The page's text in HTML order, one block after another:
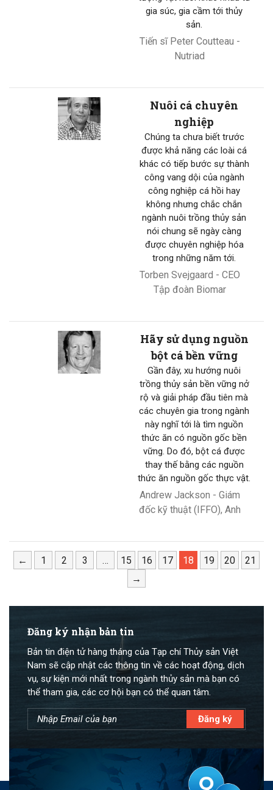
gia súc, gia cầm tới thủy
sản.
Tiến sĩ Peter Coutteau -
Nutriad
Nuôi cá chuyên
nghiệp
Chúng ta chưa biết trước
được khả năng các loài cá
khác có tiếp bước sự thành
công vang dội của ngành
công nghiệp cá hồi hay
không nhưng chắc chắn
ngành nuôi trồng thủy sản
nói chung sẽ ngày càng
được chuyên nghiệp hóa
trong những năm tới.
Torben Svejgaard - CEO
Tập đoàn Biomar
Hãy sử dụng nguồn
bột cá bền vững
Gần đây, xu hướng nuôi
trồng thủy sản bền vững nở
rộ và giải pháp đầu tiên mà
các chuyên gia trong ngành
này nghĩ tới là tìm nguồn
thức ăn có nguồn gốc bền
vững. Do đó, bột cá được
thay thế bằng các nguồn
thức ăn nguồn gốc thực vật.
Andrew Jackson - Giám
đốc kỹ thuật (IFFO), Anh
← 1 2 3 … 15 16 17 18 19 20
21
→
Đăng ký nhận bản tin
Bản tin điện tử hàng tháng của Tạp chí Thủy sản Việt
Nam sẽ cập nhật các thông tin về các hoạt động, dịch
vụ, sự kiện mới nhất trong ngành thủy sản mà bạn có
thể tham gia, các cơ hội bạn có thể quan tâm.